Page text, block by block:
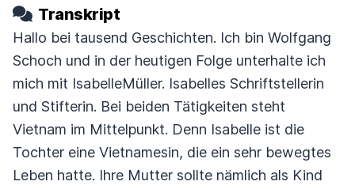
Transkript
Hallo bei tausend Geschichten. Ich bin Wolfgang
Schoch und in der heutigen Folge unterhalte ich
mich mit IsabelleMüller. Isabelles Schriftstellerin
und Stifterin. Bei beiden Tätigkeiten steht
Vietnam im Mittelpunkt. Denn Isabelle ist die
Tochter eine Vietnamesin, die ein sehr bewegtes
Leben hatte. Ihre Mutter sollte nämlich als Kind